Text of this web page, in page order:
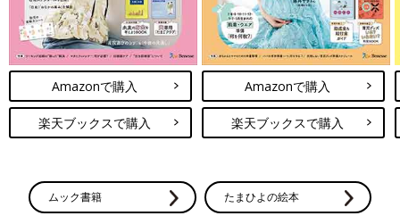
Amazonで購入
楽天ブックスで購入
Amazonで購入
楽天ブックスで購入
ムック書籍 たまひよの絵本